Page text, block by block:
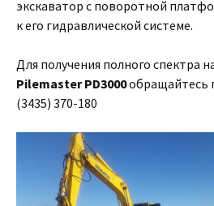
экскаватор с поворотной
к его гидравлической системе.
Для получения полного спектра
Pilemaster PD3000обращайтесь
(3435) 370-180